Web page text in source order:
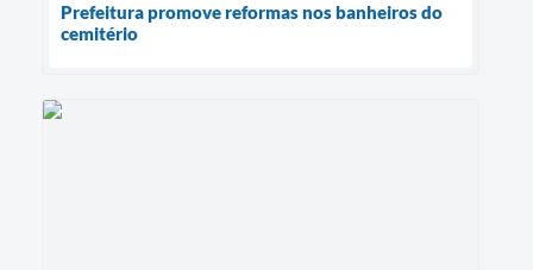
Prefeitura promove reformas nos banheiros do
cemitério